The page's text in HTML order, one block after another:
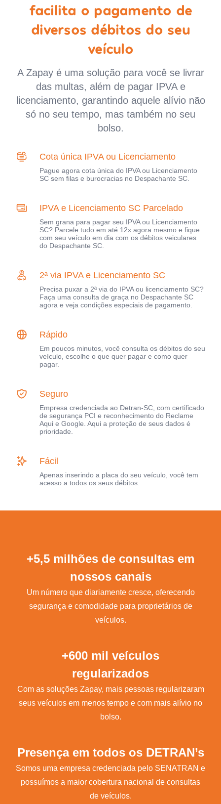
facilita o pagamento de
diversos débitos do seu
veículo
A Zapay é uma solução para você se livrar
das multas, além de pagar IPVA e
licenciamento, garantindo aquele alívio não
só no seu tempo, mas também no seu
bolso.
Cota única IPVA ou Licenciamento
Pague agora cota única do IPVA ou Licenciamento
SC sem filas e burocracias no Despachante SC.
IPVA e Licenciamento SC Parcelado
Sem grana para pagar seu IPVA ou Licenciamento
SC? Parcele tudo em até 12x agora mesmo e fique
com seu veículo em dia com os débitos veiculares
do Despachante SC.
2ª via IPVA e Licenciamento SC
Precisa puxar a 2ª via do IPVA ou licenciamento SC?
Faça uma consulta de graça no Despachante SC
agora e veja condições especiais de pagamento.
Rápido
Em poucos minutos, você consulta os débitos do seu
veículo, escolhe o que quer pagar e como quer
pagar.
Seguro
Empresa credenciada ao Detran-SC, com certificado
de segurança PCI e reconhecimento do Reclame
Aqui e Google. Aqui a proteção de seus dados é
prioridade.
Fácil
Apenas inserindo a placa do seu veículo, você tem
acesso a todos os seus débitos.
+5,5 milhões de consultas em
nossos canais
Um número que diariamente cresce, oferecendo
segurança e comodidade para proprietários de
veículos.
+600 mil veículos
regularizados
Com as soluções Zapay, mais pessoas regularizaram
seus veículos em menos tempo e com mais alívio no
bolso.
Presença em todos os DETRAN’s
Somos uma empresa credenciada pelo SENATRAN e
possuímos a maior cobertura nacional de consultas
de veículos.